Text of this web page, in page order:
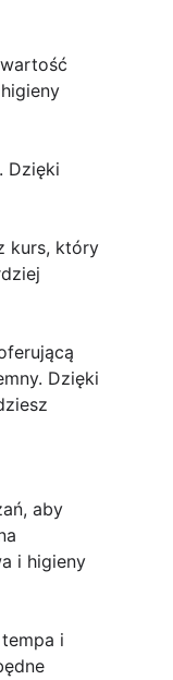
Dzięki
kurs, który
Dzięki
aby
i higieny
i